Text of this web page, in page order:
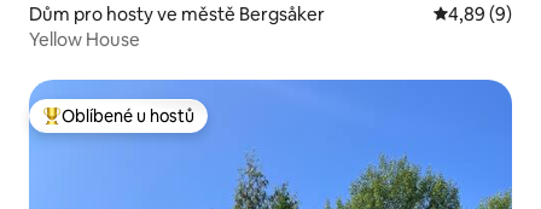
Dům pro hosty ve městě Bergsåker Průměrné
4,89 (9)
Yellow House
Nejlepší v kategorii Oblíbené u hostů
Oblíbené u hostů